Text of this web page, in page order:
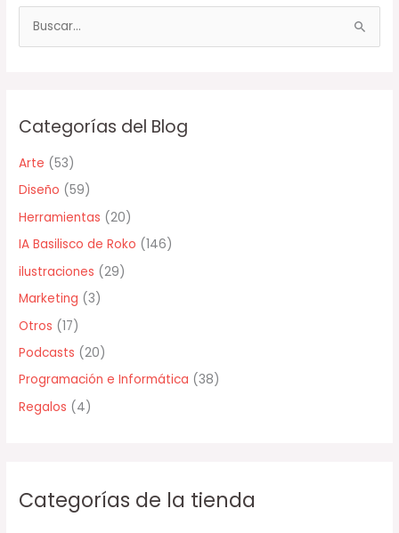
a
o
r
:
Categorías del Blog
Arte (53)
Diseño (59)
Herramientas (20)
IA Basilisco de Roko (146)
ilustraciones (29)
Marketing (3)
Otros (17)
Podcasts (20)
Programación e Informática (38)
Regalos (4)
Categorías de la tienda